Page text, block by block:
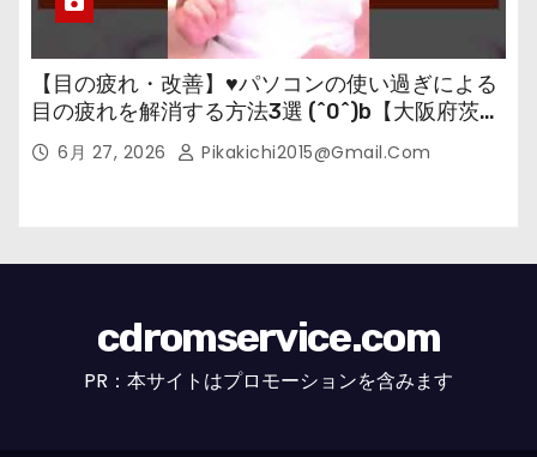
【目の疲れ・改善】♥パソコンの使い過ぎによる
目の疲れを解消する方法3選 (^0^)b【大阪府茨木
市の女性・美容鍼灸・整体師が教えます。】
6月 27, 2026 Pikakichi2015@gmail.com
cdromservice.com
PR：本サイトはプロモーションを含みます